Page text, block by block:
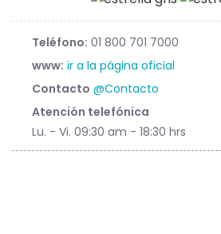
Teléfono: 01 800 701 7000
www: ir a la página oficial
Contacto @Contacto
Atención telefónica
Lu. - Vi. 09:30 am - 18:30 hrs